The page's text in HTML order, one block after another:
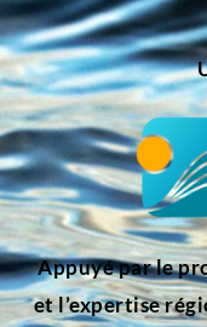
Appuyé par le
et l’expertise